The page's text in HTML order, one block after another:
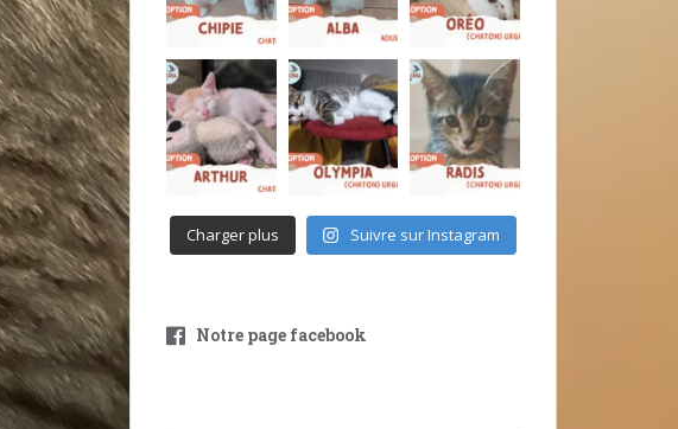
Charger plus Suivre sur Instagram
Notre page facebook